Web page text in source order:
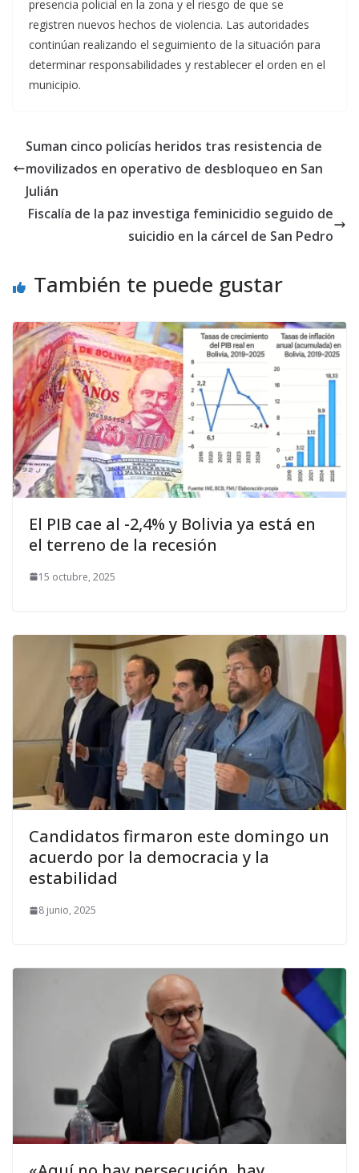
presencia policial en la zona y el riesgo de que se
registren nuevos hechos de violencia. Las autoridades
continúan realizando el seguimiento de la situación para
determinar responsabilidades y restablecer el orden en el
municipio.
Suman cinco policías heridos tras resistencia de
movilizados en operativo de desbloqueo en San
Julián
Fiscalía de la paz investiga feminicidio seguido de
suicidio en la cárcel de San Pedro
También te puede gustar
El PIB cae al -2,4% y Bolivia ya está en
el terreno de la recesión
15 octubre, 2025
Candidatos firmaron este domingo un
acuerdo por la democracia y la
estabilidad
8 junio, 2025